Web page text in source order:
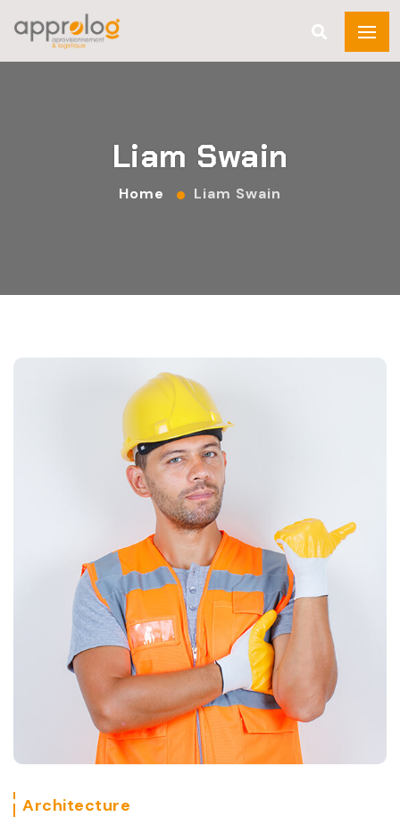
Liam Swain
Home Liam Swain
Architecture